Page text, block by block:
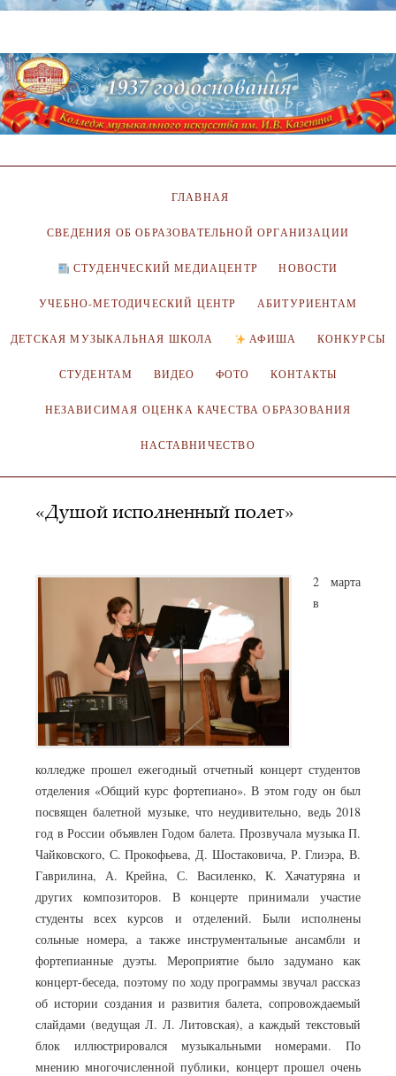
ГЛАВНАЯ
СВЕДЕНИЯ ОБ ОБРАЗОВАТЕЛЬНОЙ ОРГАНИЗАЦИИ
СТУДЕНЧЕСКИЙ МЕДИАЦЕНТР НОВОСТИ
УЧЕБНО-МЕТОДИЧЕСКИЙ ЦЕНТР АБИТУРИЕНТАМ
ДЕТСКАЯ МУЗЫКАЛЬНАЯ ШКОЛА АФИША КОНКУРСЫ
СТУДЕНТАМ ВИДЕО ФОТО КОНТАКТЫ
НЕЗАВИСИМАЯ ОЦЕНКА КАЧЕСТВА ОБРАЗОВАНИЯ
НАСТАВНИЧЕСТВО
«Душой исполненный полет»
2 марта
в
колледже прошел ежегодный отчетный концерт студентов
отделения «Общий курс фортепиано». В этом году он был
посвящен балетной музыке, что неудивительно, ведь 2018
год в России объявлен Годом балета. Прозвучала музыка П.
Чайковского, С. Прокофьева, Д. Шостаковича, Р. Глиэра, В.
Гаврилина, А. Крейна, С. Василенко, К. Хачатуряна и
других композиторов. В концерте принимали участие
студенты всех курсов и отделений. Были исполнены
сольные номера, а также инструментальные ансамбли и
фортепианные дуэты. Мероприятие было задумано как
концерт-беседа, поэтому по ходу программы звучал рассказ
об истории создания и развития балета, сопровождаемый
слайдами (ведущая Л. Л. Литовская), а каждый текстовый
блок иллюстрировался музыкальными номерами. По
мнению многочисленной публики, концерт прошел очень